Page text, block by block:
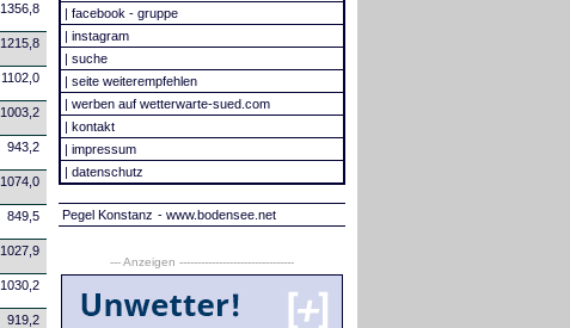
1356,8
1215,8
1102,0
1003,2
943,2
1074,0
849,5
1027,9
1030,2
919,2
| facebook - gruppe
| instagram
| suche
| seite weiterempfehlen
| werben auf wetterwarte-sued.com
| kontakt
| impressum
| datenschutz
Pegel Konstanz - www.bodensee.net
--- Anzeigen --------------------------------